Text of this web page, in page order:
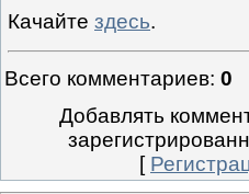
Качайте здесь.
Всего комментариев: 0
Добавлять
[